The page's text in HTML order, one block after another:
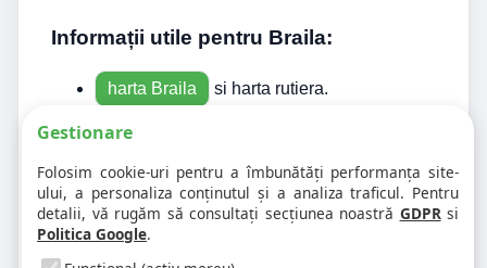
Informații utile pentru Braila:
harta Braila si harta rutiera.
Parcări Braila
Verificare Rovinieta
online pentru a evita
amenzi.
Gestionare
Folosim cookie-uri pentru a îmbunătăți performanța site-
ului, a personaliza conținutul și a analiza traficul. Pentru
detalii, vă rugăm să consultați secțiunea noastră GDPRsi
Politica Google.